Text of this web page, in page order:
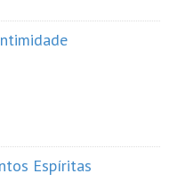
Espíritas